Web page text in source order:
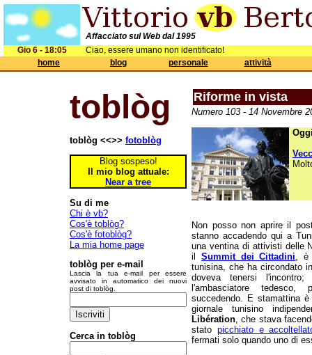
Affacciato sul Web dal 1995
Gio 6 - 18:05
Ciao, essere umano non identificato!
home
blog personale attività
toblòg
toblòg <<>> fotoblòg
Blog sospeso!
Il mio blog attuale:
Near a tree
Su di me
Chi è vb?
Cos'è toblòg?
Cos'è fotoblòg?
La mia home page
toblòg per e-mail
Lascia la tua e-mail per essere
avvisato in automatico dei nuovi
post di toblòg.
Cerca in toblòg
Riforme in vista
Numero 103 - 14 Novembre
Non posso non aprire il
stanno accadendo qui a
una ventina di attivisti delle
il Summit dei Cittadini, è
tunisina, che ha circondato
doveva tenersi
l'ambasciatore
succedendo. E stamattina
giornale tunisino
Libération, che stava
stato picchiato e
fermati solo quando uno di